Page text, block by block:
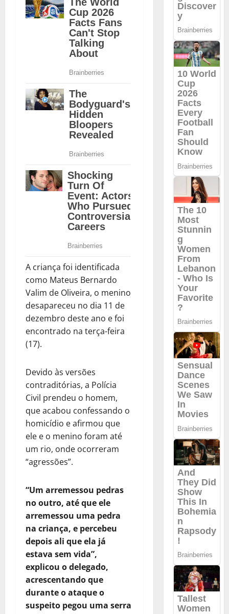
A criança foi identificada
como Mateus Bernardo
Valim de Oliveira, o menino
desapareceu no dia 11 de
dezembro deste ano e foi
encontrado na terça-feira
(17).
Devido às versões
contraditórias, a Polícia
Civil prendeu o homem,
que acabou confessando o
homicídio e afirmou que
ele e o menino foram até
um rio, onde ocorreram
“agressões”.
“Um arremessou pedras
no outro, até que ele
arremessou uma pedra
na criança, e percebeu
depois ali que ela já
estava sem vida”,
explicou o delegado,
acrescentando que
durante o ataque o
suspeito pegou uma serra